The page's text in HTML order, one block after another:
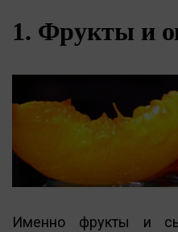
1. Фрукты и
Именно фрукты и